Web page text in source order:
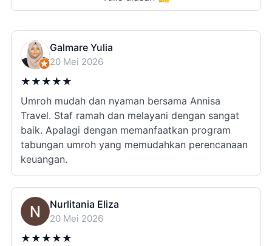
Galmare Yulia
20 Mei 2026
★ ★ ★ ★ ★
Umroh mudah dan nyaman bersama Annisa
Travel. Staf ramah dan melayani dengan sangat
baik. Apalagi dengan memanfaatkan program
tabungan umroh yang memudahkan perencanaan
keuangan.
Nurlitania Eliza
20 Mei 2026
★ ★ ★ ★ ★